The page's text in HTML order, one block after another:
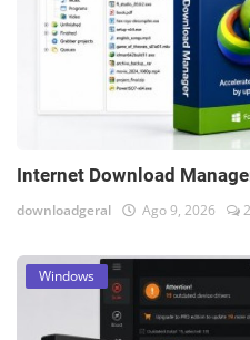
Internet Download
downloadgeral Ago 9, 2026 2
Windows